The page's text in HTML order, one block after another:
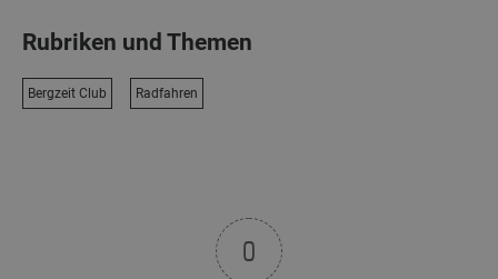
Rubriken und Themen
Bergzeit Club Radfahren
0